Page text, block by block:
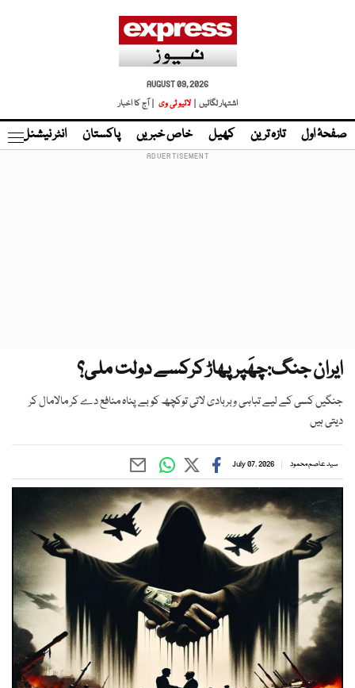
AUGUST 09, 2026
اشتہار لگائیں |
لائیو ٹی وی | آج کا اخبار
صفحۂ اول تازہ ترین کھیل خاص خبریں پاکستان انٹر نیشنل
ایران جنگ:چھَپر پھاڑ کرکسے دولت ملی؟
جنگیں کسی کے لیے تباہی وبربادی لاتی توکچھ کو بے پناہ منافع دے کر مالامال کر
دیتی ہیں
سید عاصم محمود July 07, 2026